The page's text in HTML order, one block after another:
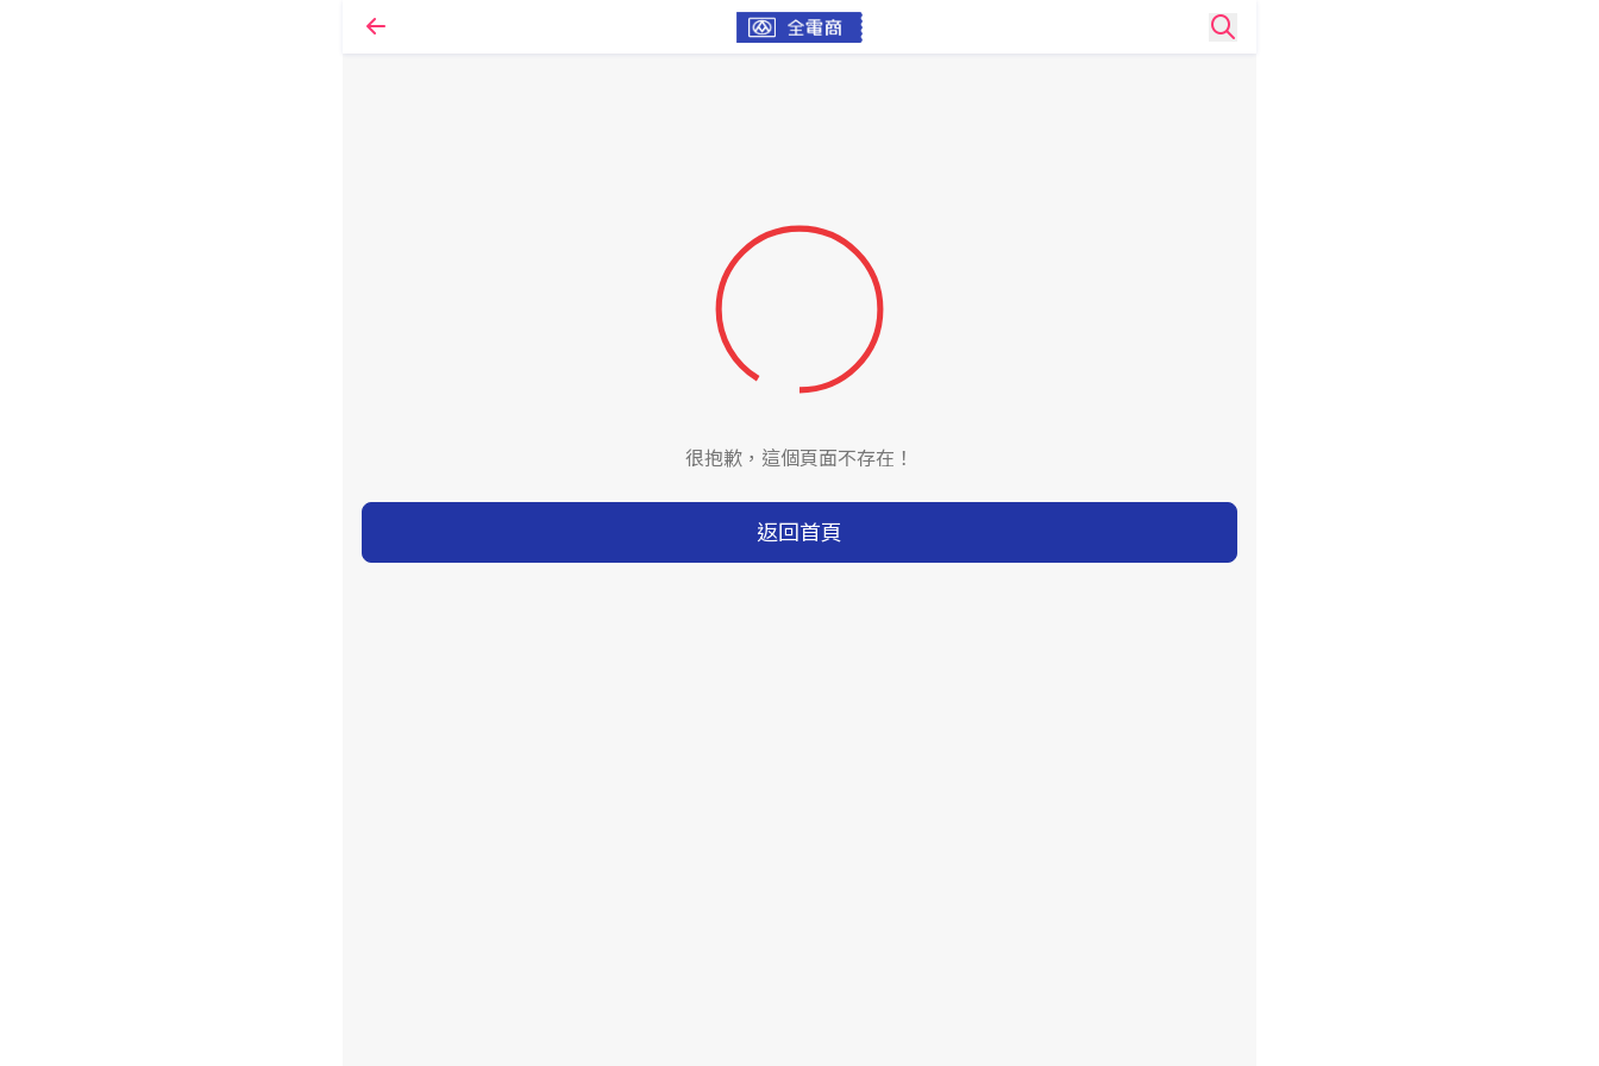
很抱歉，這個頁面不存在！
返回首頁